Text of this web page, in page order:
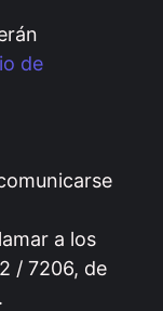
de
a los
/ 7206, de